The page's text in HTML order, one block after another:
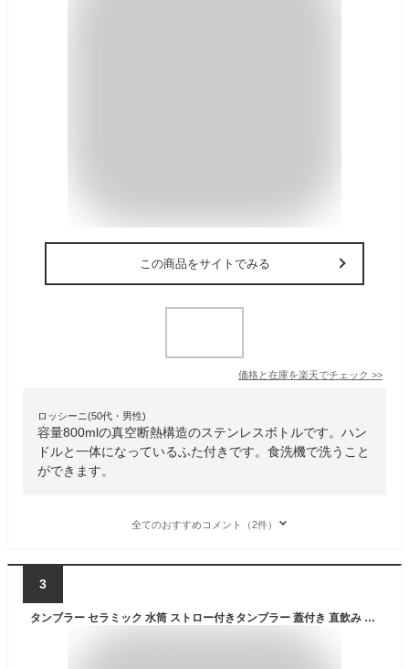
この商品をサイトでみる
価格と在庫を楽天でチェック >>
ロッシーニ(50代・男性)
容量800mlの真空断熱構造のステンレスボトルです。ハン
ドルと一体になっているふた付きです。食洗機で洗うこと
ができます。
全てのおすすめコメント（2件）
3
タンブラー セラミック 水筒 ストロー付きタンブラー 蓋付き 直飲み ストロー付き コーヒータンブラー マグボトル 魔法瓶 500ml 大容量 持ち運